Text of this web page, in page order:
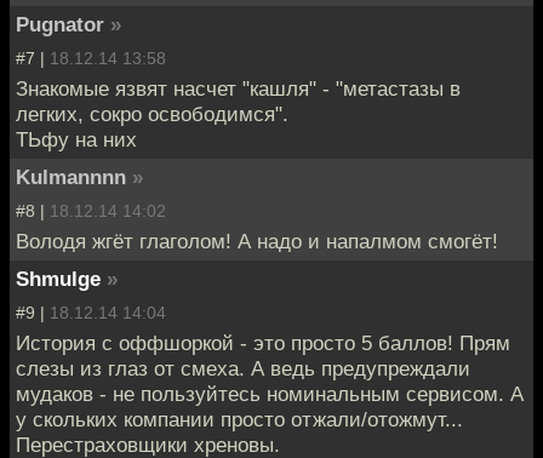
Pugnator »
#7 | 18.12.14 13:58
Знакомые язвят насчет "кашля" - "метастазы в
легких, сокро освободимся".
ТЬфу на них
Kulmannnn »
#8 | 18.12.14 14:02
Володя жгёт глаголом! А надо и напалмом смогёт!
Shmulge »
#9 | 18.12.14 14:04
История с оффшоркой - это просто 5 баллов! Прям
слезы из глаз от смеха. А ведь предупреждали
мудаков - не пользуйтесь номинальным сервисом. А
у скольких компании просто отжали/отожмут...
Перестраховщики хреновы.